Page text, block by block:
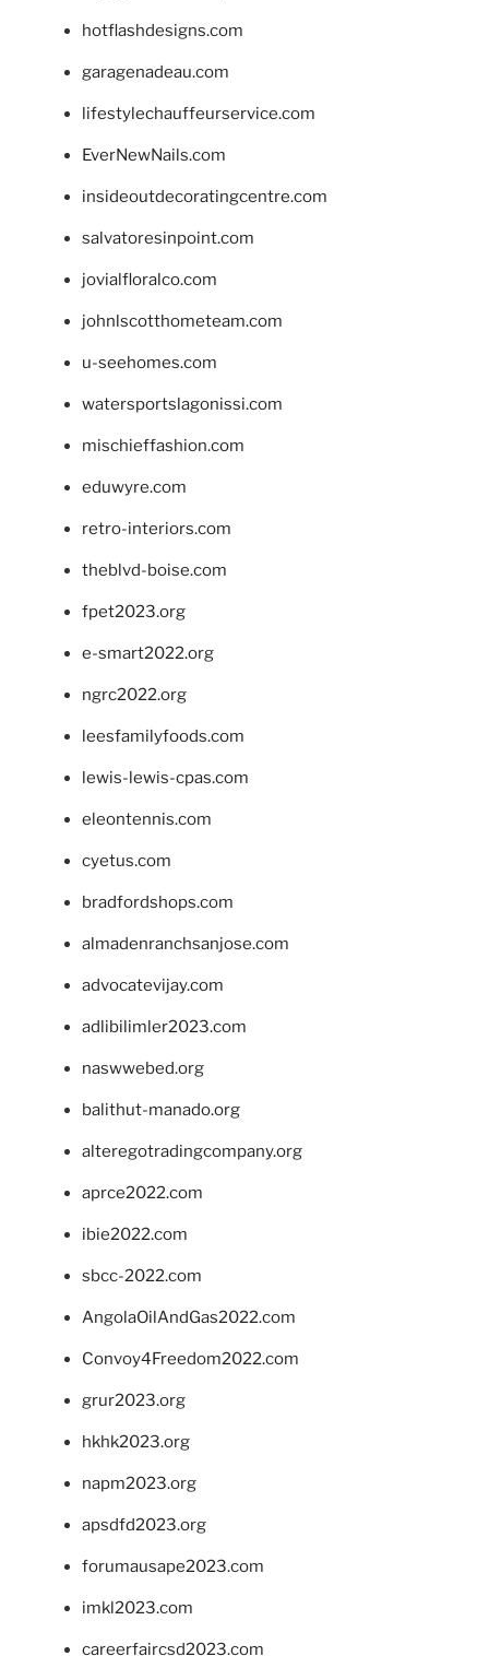
hotflashdesigns.com
garagenadeau.com
lifestylechauffeurservice.com
EverNewNails.com
insideoutdecoratingcentre.com
salvatoresinpoint.com
jovialfloralco.com
johnlscotthometeam.com
u-seehomes.com
watersportslagonissi.com
mischieffashion.com
eduwyre.com
retro-interiors.com
theblvd-boise.com
fpet2023.org
e-smart2022.org
ngrc2022.org
leesfamilyfoods.com
lewis-lewis-cpas.com
eleontennis.com
cyetus.com
bradfordshops.com
almadenranchsanjose.com
advocatevijay.com
adlibilimler2023.com
naswwebed.org
balithut-manado.org
alteregotradingcompany.org
aprce2022.com
ibie2022.com
sbcc-2022.com
AngolaOilAndGas2022.com
Convoy4Freedom2022.com
grur2023.org
hkhk2023.org
napm2023.org
apsdfd2023.org
forumausape2023.com
imkl2023.com
careerfaircsd2023.com